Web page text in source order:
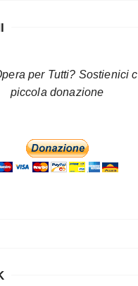
per Tutti? Sostienici
piccola donazione